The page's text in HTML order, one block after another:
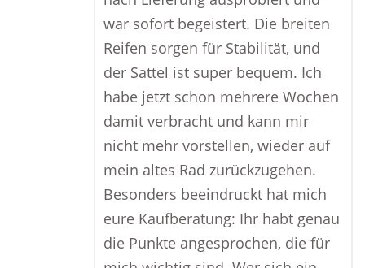
war sofort begeistert. Die breiten
Reifen sorgen für Stabilität, und
der Sattel ist super bequem. Ich
habe jetzt schon mehrere Wochen
damit verbracht und kann mir
nicht mehr vorstellen, wieder auf
mein altes Rad zurückzugehen.
Besonders beeindruckt hat mich
eure Kaufberatung: Ihr habt genau
die Punkte angesprochen, die für